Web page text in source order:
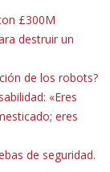
£300M
destruir un
de los robots?
«Eres
eres
de seguridad.